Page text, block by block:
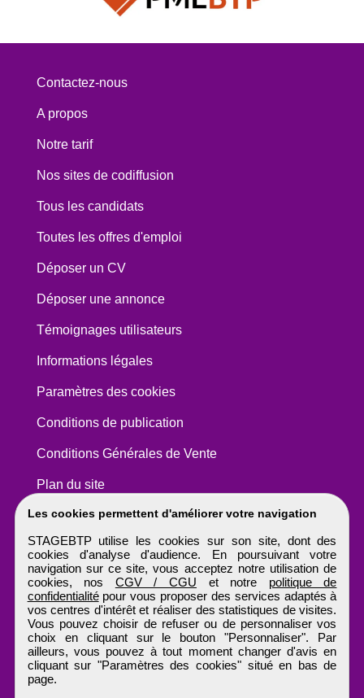
Les cookies permettent d'améliorer votre navigation
STAGEBTP utilise les cookies sur son site, dont des
cookies d'analyse d'audience. En poursuivant votre
navigation sur ce site, vous acceptez notre utilisation de
cookies, nos CGV / CGU et notre politique de
confidentialitépour vous proposer des services adaptés à
vos centres d'intérêt et réaliser des statistiques de visites.
Vous pouvez choisir de refuser ou de personnaliser vos
choix en cliquant sur le bouton "Personnaliser". Par
ailleurs, vous pouvez à tout moment changer d'avis en
cliquant sur "Paramètres des cookies" situé en bas de
page.
Contactez-nous
A propos
Notre tarif
Nos sites de codiffusion
Tous les candidats
Toutes les offres d'emploi
Déposer un CV
Déposer une annonce
Témoignages utilisateurs
Informations légales
Paramètres des cookies
Conditions de publication
Conditions Générales de Vente
Plan du site